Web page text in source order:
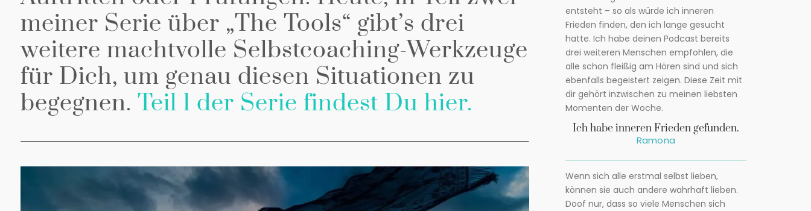
meiner Serie über „The Tools“ gibt’s drei
weitere machtvolle Selbstcoaching-Werkzeuge
für Dich, um genau diesen Situationen zu
begegnen. Teil 1 der Serie findest Du hier.
entsteht – so als würde ich inneren
Frieden finden, den ich lange gesucht
hatte. Ich habe deinen Podcast bereits
drei weiteren Menschen empfohlen, die
alle schon fleißig am Hören sind und sich
ebenfalls begeistert zeigen. Diese Zeit mit
dir gehört inzwischen zu meinen liebsten
Momenten der Woche.
Ich habe inneren Frieden gefunden.
Ramona
Wenn sich alle erstmal selbst lieben,
können sie auch andere wahrhaft lieben.
Doof nur, dass so viele Menschen sich